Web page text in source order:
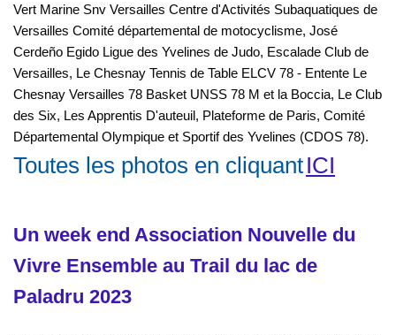
Vert Marine Snv Versailles Centre d'Activités Subaquatiques de
Versailles Comité départemental de motocyclisme, José
Cerdeño Egido Ligue des Yvelines de Judo, Escalade Club de
Versailles, Le Chesnay Tennis de Table ELCV 78 - Entente Le
Chesnay Versailles 78 Basket UNSS 78 M et la Boccia, Le Club
des Six, Les Apprentis D'auteuil, Plateforme de Paris, Comité
Départemental Olympique et Sportif des Yvelines (CDOS 78).
Toutes les photos en cliquantICI
Un week end Association Nouvelle du
Vivre Ensemble au Trail du lac de
Paladru 2023